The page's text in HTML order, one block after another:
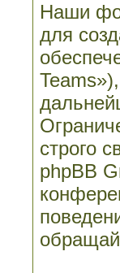
Наши
для
строго
phpBB